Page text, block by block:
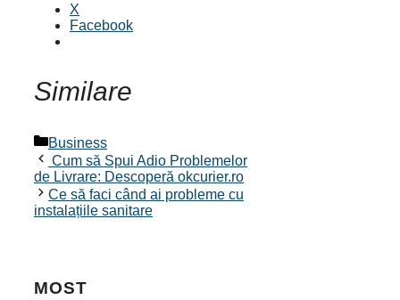
X
Facebook
Similare
Categorii
Business
Cum să Spui Adio Problemelor
de Livrare: Descoperă okcurier.ro
Ce să faci când ai probleme cu
instalațiile sanitare
MOST